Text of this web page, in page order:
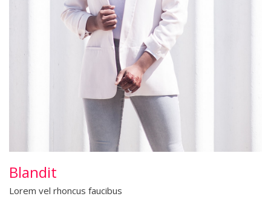
Blandit
Lorem vel rhoncus faucibus